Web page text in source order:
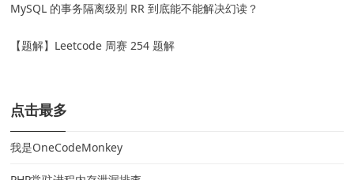
MySQL 的事务隔离级别 RR 到底能不能解决幻读？
【题解】Leetcode 周赛 254 题解
点击最多
我是OneCodeMonkey